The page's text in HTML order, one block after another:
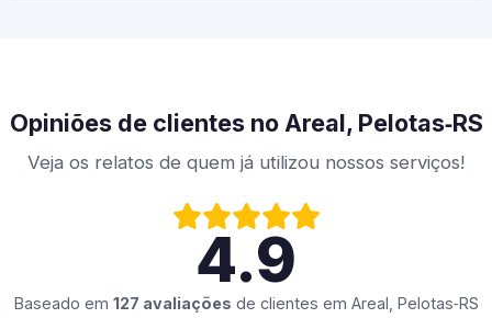
Opiniões de clientes no Areal, Pelotas‑RS
Veja os relatos de quem já utilizou nossos serviços!
4.9
Baseado em 127 avaliações de clientes em Areal, Pelotas‑RS